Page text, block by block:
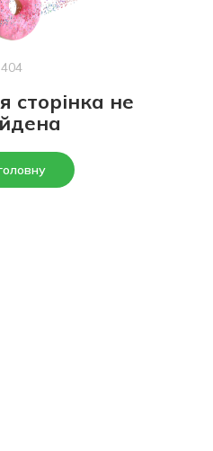
404
сторінка не